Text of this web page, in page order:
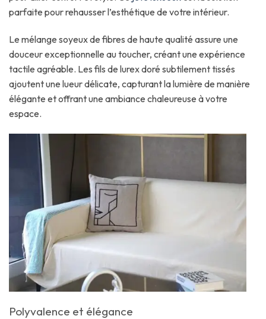
parfaite pour rehausser l’esthétique de votre intérieur.
Le mélange soyeux de fibres de haute qualité assure une
douceur exceptionnelle au toucher, créant une expérience
tactile agréable. Les fils de lurex doré subtilement tissés
ajoutent une lueur délicate, capturant la lumière de manière
élégante et offrant une ambiance chaleureuse à votre
espace.
Polyvalence et élégance